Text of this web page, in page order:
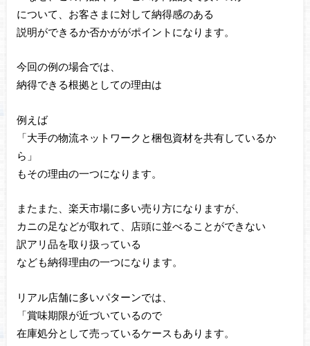
について、お客さまに対して納得感のある
説明ができるか否かががポイントになります。
今回の例の場合では、
納得できる根拠としての理由は
例えば
「大手の物流ネットワークと梱包資材を共有しているか
ら」
もその理由の一つになります。
またまた、楽天市場に多い売り方になりますが、
カニの足などが取れて、店頭に並べることができない
訳アリ品を取り扱っている
なども納得理由の一つになります。
リアル店舗に多いパターンでは、
「賞味期限が近づいているので
在庫処分として売っているケースもあります。